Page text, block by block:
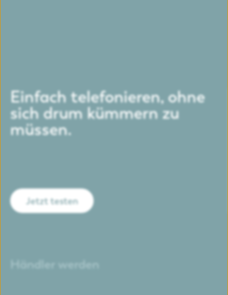
Einfach telefonieren, ohne
sich drum kümmern zu
müssen.
Jetzt testen
Händler werden